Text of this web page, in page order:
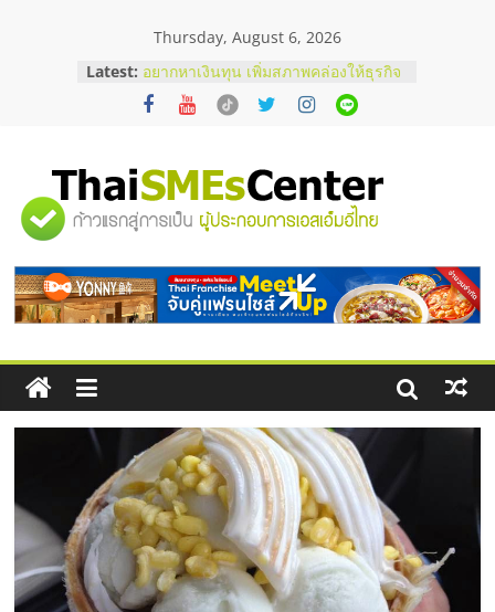
Thursday, August 6, 2026
Latest: อยากหาเงินทุน เพิ่มสภาพคล่องให้ธุรกิจ
เริ่มยังไงให้ผ่านฉลุย
สัมมนาออนไลน์ โอกาสบริหารสถานี
ThaiFranchise Meet Up จับคู่แฟรน
ไชส์ ครั้งที่ 8
ร้านเครื่องเสียงคุณภาพสูง พร้อม
บริษัท Cybersecurity ในไทยที่ไหนดี?
วิธีเลือกผู้ให้บริการให้คุ้มค่าและตอบ
โจทย์ธุรกิจ
"ศูนย์
รวม
ข้อมูล
ธุรกิจ
SME
แห่ง
ประเทศไทย,